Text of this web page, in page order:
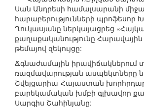
Սան Անդրեսի համալսարանի
հարաբերությունների պրոֆեսոր
Ղուկասյանը ներկայացրեց
քաղաքականությունը Հարավային
թեմայով զեկույցը:
Ճգնաժամային
ռազմավարության ասպեկտները
Շվեյցարիա-Հայաստան
բարեկամական խմբի գլխավոր
Սարգիս Շահինյանը: